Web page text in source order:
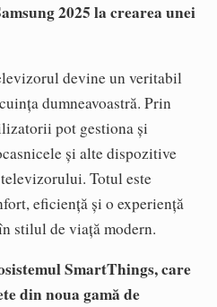
2025 la crearea unei
devine un veritabil
dumneavoastră. Prin
pot gestiona și
și alte dispozitive
Totul este
eficiență și o experiență
stilul de viață modern.
SmartThings, care
din noua gamă de